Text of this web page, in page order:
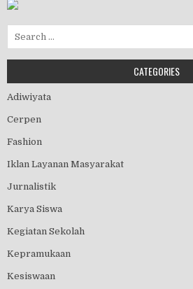
Search for:
CATEGORIES
Adiwiyata
Cerpen
Fashion
Iklan Layanan Masyarakat
Jurnalistik
Karya Siswa
Kegiatan Sekolah
Kepramukaan
Kesiswaan